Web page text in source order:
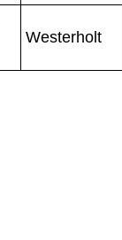
Westerholt